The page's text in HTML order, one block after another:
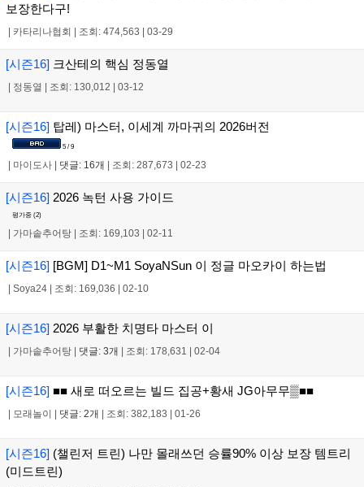
보장한다구!
카타리나협회 조회: 474,563 03-29
[시즌16] 크산테의 핵심 정동열
정동열 조회: 130,012 03-12
[시즌16] 탑레) 마스터, 이세계 까마귀의 2026버전
5 / 9
마이도사 댓글: 16개 조회: 287,673 02-23
[시즌16] 2026 녹턴 사용 가이드
평가중 (2)
| 가마솥추어탕 | 조회: 169,103 | 02-11
[시즌16] [BGM] D1~M1 SoyaNSun 이 정글 마오카이 하는법
| Soya24 | 조회: 169,036 | 02-10
[시즌16] 2026 부활한 치명타 마스터 이
| 가마솥추어탕 | 댓글: 3개 | 조회: 178,631 | 02-04
[시즌16] ■■ 새로 떠오르는 빌드 집공+황새 JG아무무▒■■
| 모래놀이 | 댓글: 2개 | 조회: 382,183 | 01-26
[시즌16] (챌린저 트린) 나만 몰래쓰던 승률90% 이상 보장 템트리
(미드트린)